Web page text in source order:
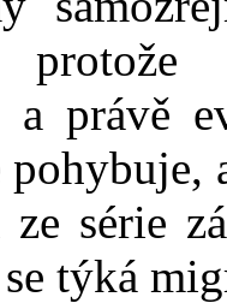
a právě
pohybuje,
série
týká